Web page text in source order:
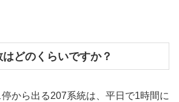
どのくらいですか？
から出る207系統は、平日で1時間に